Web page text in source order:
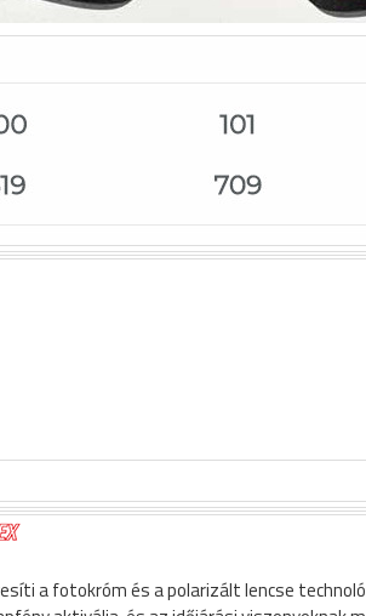
a fotokróm és a polarizált lencse